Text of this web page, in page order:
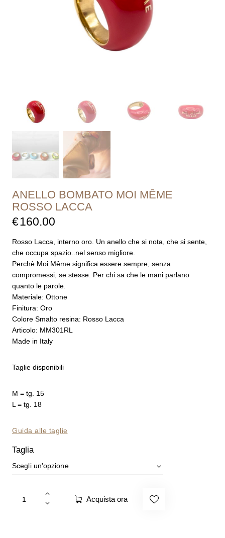
ANELLO BOMBATO MOI MÊME
ROSSO LACCA
€160.00
Rosso Lacca, interno oro. Un anello che si nota, che si sente,
che occupa spazio..nel senso migliore.
Perchè Moi Même significa essere sempre, senza
compromessi, se stesse. Per chi sa che le mani parlano
quanto le parole.
Materiale: Ottone
Finitura: Oro
Colore Smalto resina: Rosso Lacca
Articolo: MM301RL
Made in Italy
Taglie disponibili
M = tg. 15
L = tg. 18
Guida alle taglie
Taglia
Acquista ora